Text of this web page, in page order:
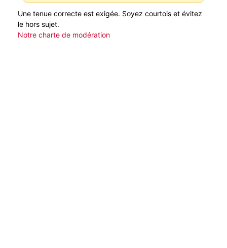
Une tenue correcte est exigée. Soyez courtois et évitez
le hors sujet.
Notre charte de modération